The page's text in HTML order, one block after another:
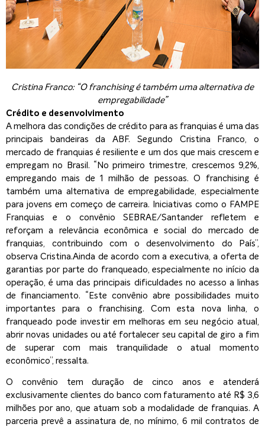
Cristina Franco: “O franchising é também uma alternativa de
empregabilidade”
Crédito e desenvolvimento
A melhora das condições de crédito para as franquias é uma das
principais bandeiras da ABF. Segundo Cristina Franco, o
mercado de franquias é resiliente e um dos que mais crescem e
empregam no Brasil. “No primeiro trimestre, crescemos 9,2%,
empregando mais de 1 milhão de pessoas. O franchising é
também uma alternativa de empregabilidade, especialmente
para jovens em começo de carreira. Iniciativas como o FAMPE
Franquias e o convênio SEBRAE/Santander refletem e
reforçam a relevância econômica e social do mercado de
franquias, contribuindo com o desenvolvimento do País”,
observa Cristina.Ainda de acordo com a executiva, a oferta de
garantias por parte do franqueado, especialmente no início da
operação, é uma das principais dificuldades no acesso a linhas
de financiamento. “Este convênio abre possibilidades muito
importantes para o franchising. Com esta nova linha, o
franqueado pode investir em melhoras em seu negócio atual,
abrir novas unidades ou até fortalecer seu capital de giro a fim
de superar com mais tranquilidade o atual momento
econômico”, ressalta.
O convênio tem duração de cinco anos e atenderá
exclusivamente clientes do banco com faturamento até R$ 3,6
milhões por ano, que atuam sob a modalidade de franquias. A
parceria prevê a assinatura de, no mínimo, 6 mil contratos de